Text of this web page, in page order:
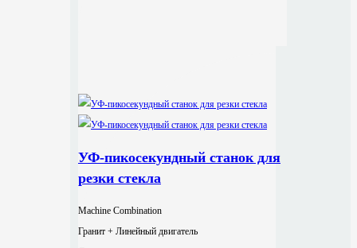
УФ-пикосекундный станок для
резки стекла
Machine Combination
Гранит + Линейный двигатель